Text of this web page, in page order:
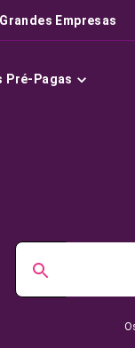
Grandes Empresas
Pré-Pagas